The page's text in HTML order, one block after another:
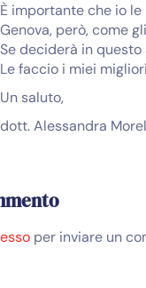
È importante che io
Genova, però, come
Se deciderà in
Le faccio i miei
Un saluto,
dott. Alessandra
per inviare un